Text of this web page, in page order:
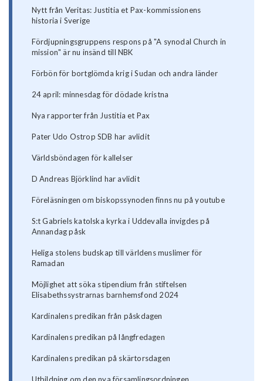
Nytt från Veritas: Justitia et Pax-kommissionens
historia i Sverige
Fördjupningsgruppens respons på "A synodal Church in
mission" är nu insänd till NBK
Förbön för bortglömda krig i Sudan och andra länder
24 april: minnesdag för dödade kristna
Nya rapporter från Justitia et Pax
Pater Udo Ostrop SDB har avlidit
Världsböndagen för kallelser
D Andreas Björklind har avlidit
Föreläsningen om biskopssynoden finns nu på youtube
S:t Gabriels katolska kyrka i Uddevalla invigdes på
Annandag påsk
Heliga stolens budskap till världens muslimer för
Ramadan
Möjlighet att söka stipendium från stiftelsen
Elisabethssystrarnas barnhemsfond 2024
Kardinalens predikan från påskdagen
Kardinalens predikan på långfredagen
Kardinalens predikan på skärtorsdagen